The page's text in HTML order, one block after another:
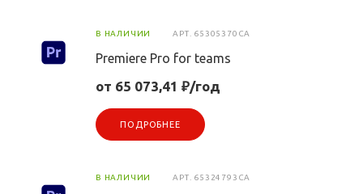
В НАЛИЧИИ АРТ. 65305370CA
Premiere Pro for teams
от 65 073,41 ₽/год
ПОДРОБНЕЕ
В НАЛИЧИИ АРТ. 65324793CA